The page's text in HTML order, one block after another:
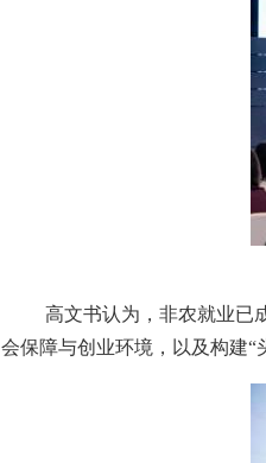
高文书认为，非农就业已
会保障与创业环境，以及构建“